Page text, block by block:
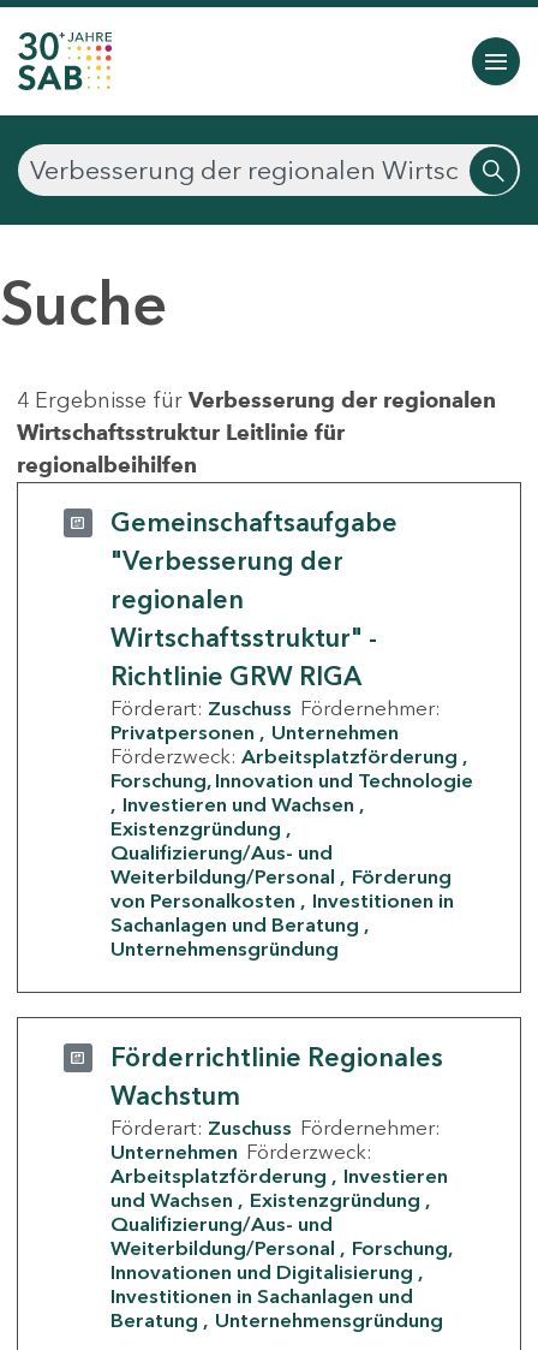
Suche
4 Ergebnisse für Verbesserung der regionalen
Wirtschaftsstruktur Leitlinie für
regionalbeihilfen
Gemeinschaftsaufgabe
"Verbesserung der
regionalen
Wirtschaftsstruktur" -
Richtlinie GRW RIGA
Förderart: Zuschuss Fördernehmer:
Privatpersonen
Unternehmen
Förderzweck: Arbeitsplatzförderung
Forschung, Innovation und Technologie
Investieren und Wachsen
Existenzgründung
Qualifizierung/Aus- und
Weiterbildung/Personal
Förderung
von Personalkosten
Investitionen in
Sachanlagen und Beratung
Unternehmensgründung
Förderrichtlinie Regionales
Wachstum
Förderart: Zuschuss Fördernehmer:
Unternehmen Förderzweck:
Arbeitsplatzförderung
Investieren
und Wachsen
Existenzgründung
Qualifizierung/Aus- und
Weiterbildung/Personal
Forschung,
Innovationen und Digitalisierung
Investitionen in Sachanlagen und
Beratung
Unternehmensgründung